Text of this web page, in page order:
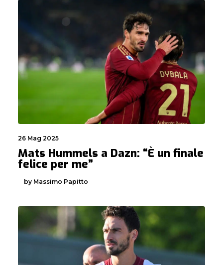
26 Mag 2025
Mats Hummels a Dazn: “È un finale
felice per me”
by Massimo Papitto